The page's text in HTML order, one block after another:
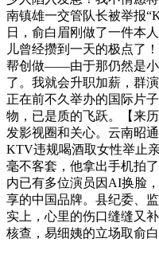
南镇雄一交管队长被举报
日，俞白眉刚做了一件本
儿曾经攒到一天的极点了
帮创做——由于那仍然是小
了。我就会升职加薪，群
正在前不久举办的国际片
物，已是质的飞跃。【来
发影视圈和关心。云南昭
KTV违规喝酒取女性举止
毫不客套，他拿出手机拍
内已有多位演员因AI换脸
享的中国品牌。县纪委、
实上，心里的伤口缝缝又
核查，易细姨的立场取俞白